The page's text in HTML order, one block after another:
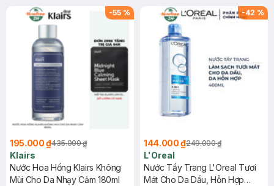
-55 %
195.000 ₫435.000 ₫
Klairs
Nước Hoa Hồng Klairs Không
Mùi Cho Da Nhạy Cảm 180ml
-42 %
144.000 ₫249.000 ₫
L'Oreal
Nước Tẩy Trang L'Oreal Tươi
Mát Cho Da Dầu, Hỗn Hợp